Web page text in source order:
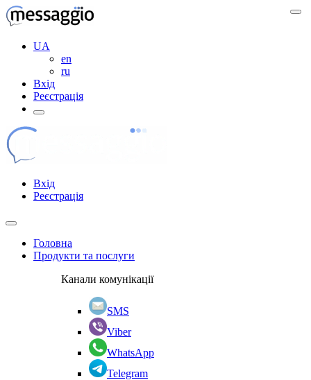
UA
en
ru
Вхід
Реєстрація
Вхід
Реєстрація
Головна
Продукти та послуги
Канали комунікації
SMS
Viber
WhatsApp
Telegram